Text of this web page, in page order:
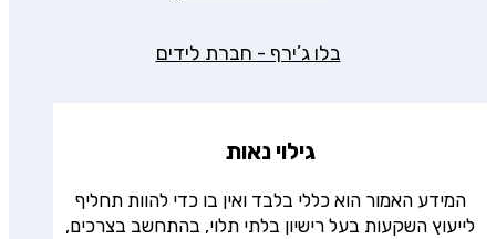
בלו ג’ירף - חברת לידים
גילוי נאות
המידע האמור הוא כללי בלבד ואין בו כדי להוות תחליף
לייעוץ השקעות בעל רישיון בלתי תלוי, בהתחשב בצרכים,